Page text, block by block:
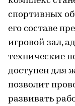
спортивных
его составе
игровой зал,
технические
доступен для
позволит
развивать